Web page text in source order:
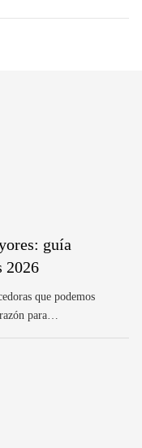
guía
2026
que podemos
para…